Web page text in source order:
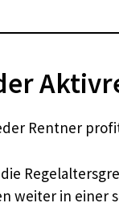
Rentner
weiter in einer